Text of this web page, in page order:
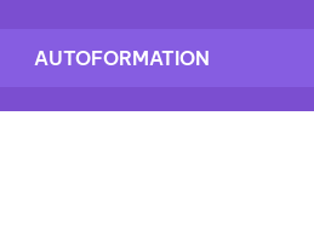
AUTOFORMATION